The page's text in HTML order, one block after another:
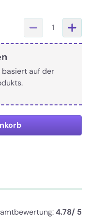
1
basiert auf der
4.78/ 5